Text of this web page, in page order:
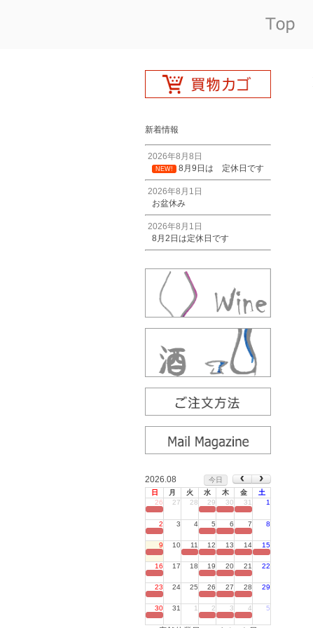
新着情報
2026年8月8日
NEW! 8月9日は 定休日です
2026年8月1日
お盆休み
2026年8月1日
8月2日は定休日です
2026.08
今日
日
月 火 水 木 金
土
26
27 28 29 30 31 1
2 3 4 5 6 7 8
9 10 11 12 13 14 15
16 17 18 19 20 21 22
23 24 25 26 27 28 29
30 31 1 2 3 4 5